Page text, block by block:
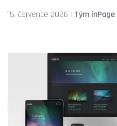
15. července 2026 | Tým inPage